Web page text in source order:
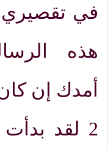
في تقصيري
هذه
أمدك إن
2 لقد